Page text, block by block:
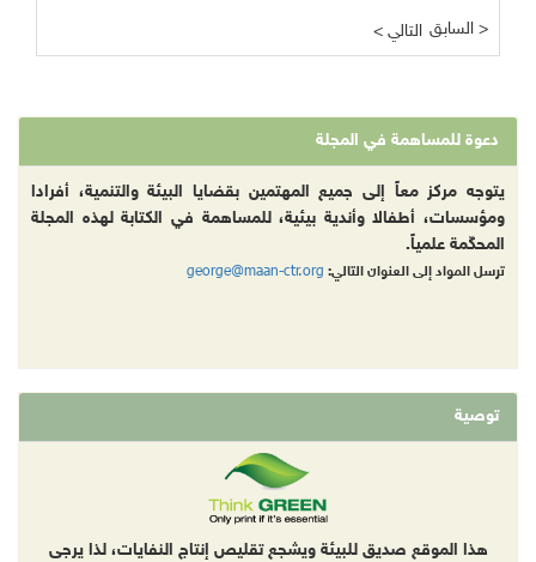
< التالي السابق >
دعوة للمساهمة في المجلة
يتوجه مركز معاً إلى جميع المهتمين بقضايا البيئة والتنمية، أفرادا
ومؤسسات، أطفالا وأندية بيئية، للمساهمة في الكتابة لهذه المجلة
المحكّمة علمياً.
ترسل المواد إلى العنوان التالي: george@maan-ctr.org
توصية
هذا الموقع صديق للبيئة ويشجع تقليص إنتاج النفايات، لذا يرجى